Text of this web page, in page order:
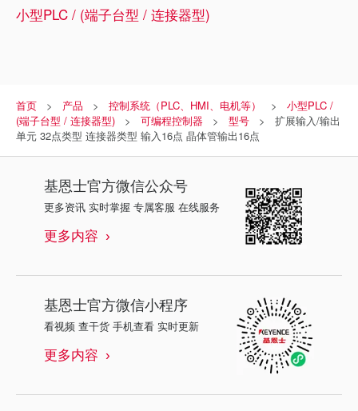
小型PLC / (端子台型 / 连接器型)
首页 产品 控制系统（PLC、HMI、电机等）
小型PLC /
(端子台型 / 连接器型)
可编程控制器 型号
扩展输入/输出
单元 32点类型 连接器类型 输入16点 晶体管输出16点
基恩士官方微信公众号
更多资讯 实时掌握 专属客服 在线服务
更多内容
基恩士官方微信小程序
看视频 查干货 手机查看 实时更新
更多内容